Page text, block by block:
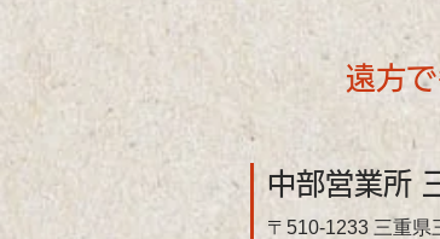
遠方
中部営業所
〒510-1233 三重県